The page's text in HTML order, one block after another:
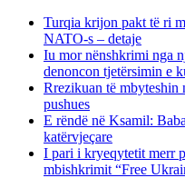
Skip
content
Turqia krijon pakt të ri
NATO-s – detaje
Iu mor nënshkrimi nga
denoncon tjetërsimin e
Rrezikuan të mbyteshin
pushues
E rëndë në Ksamil:
katërvjeçare
I pari i kryeqytetit merr
mbishkrimit “Free